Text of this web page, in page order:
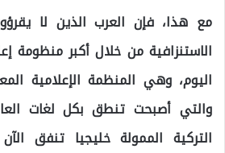
مع هذا، فإن العرب الذين لا
الاستنزافية من خلال أكبر منظومة
اليوم، وهي المنظمة الإعلامية
والتي أصبحت تنطق بكل لغات
التركية الممولة خليجيا تنفق